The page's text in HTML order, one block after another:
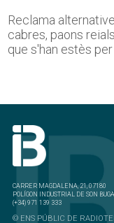
Reclama
cabres, paons
que s'han estès
CARRER MAGDALENA, 21, 07180
POLÍGON INDUSTRIAL DE SON
(+34) 971 139 333
© ENS PÚBLIC DE